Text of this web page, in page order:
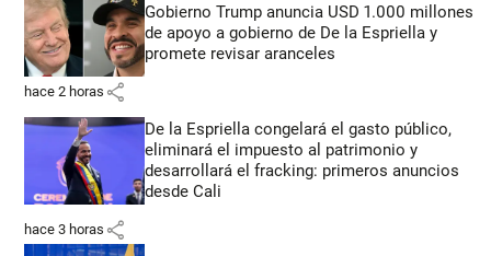
Gobierno Trump anuncia USD 1.000 millones
de apoyo a gobierno de De la Espriella y
promete revisar aranceles
hace 2 horas share
De la Espriella congelará el gasto público,
eliminará el impuesto al patrimonio y
desarrollará el fracking: primeros anuncios
desde Cali
hace 3 horas share